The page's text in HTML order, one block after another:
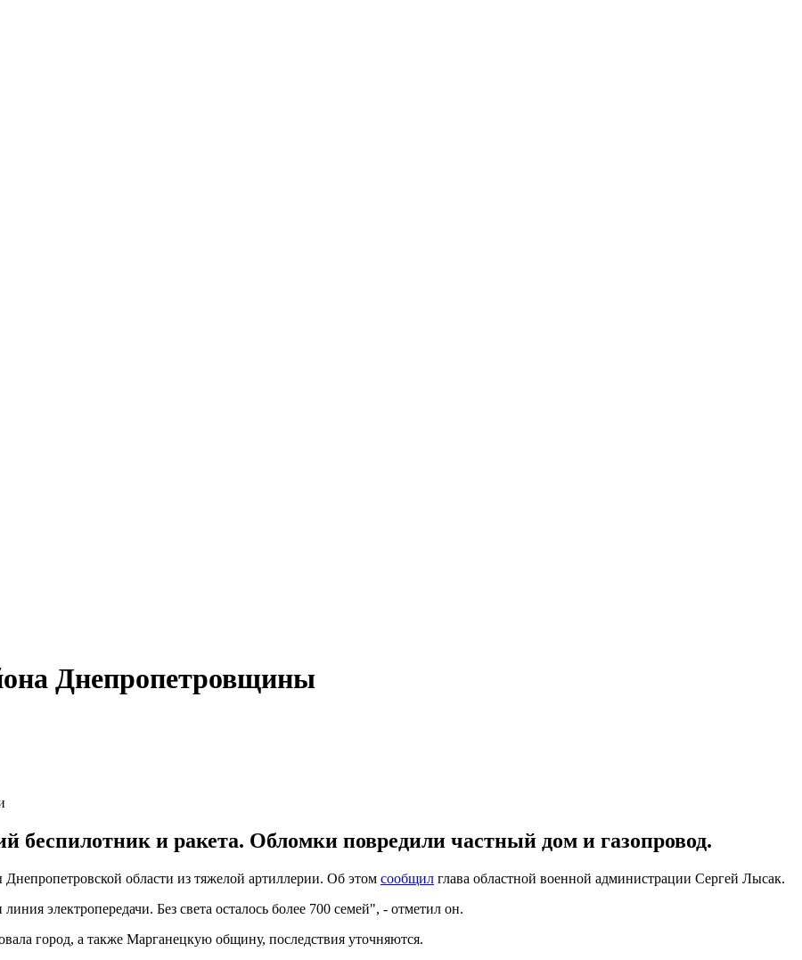
Днепропетровщины
беспилотник и ракета. Обломки повредили частный дом и газопровод.
области из тяжелой артиллерии. Об этом сообщил глава областной военной администрации Сергей Лысак.
электропередачи. Без света осталось более 700 семей", - отметил он.
город, а также Марганецкую общину, последствия уточняются.